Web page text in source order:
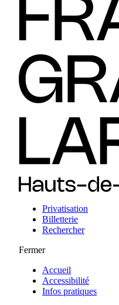
Privatisation
Billetterie
Rechercher
Fermer
Accueil
Accessibilité
Infos pratiques